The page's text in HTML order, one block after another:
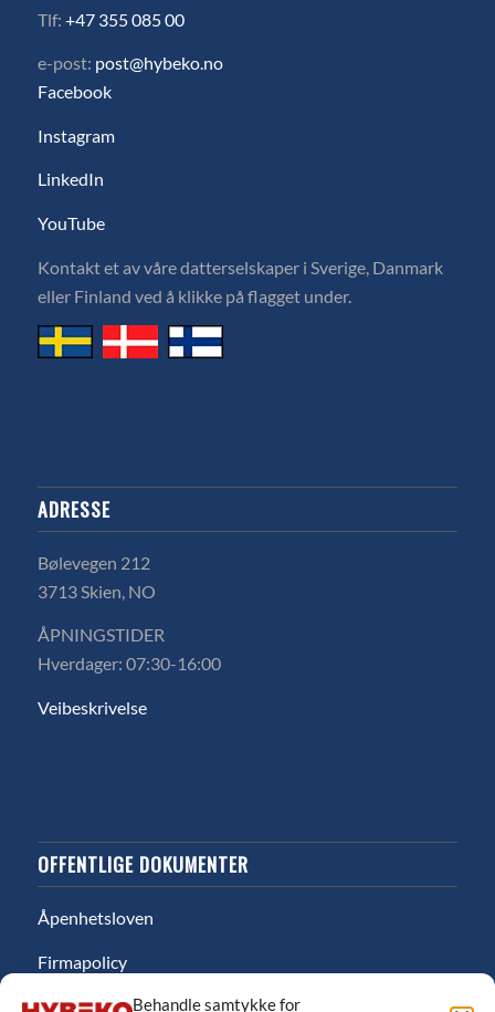
Behandle samtykke for
Tlf: +47 355 085 00
e-post: post@hybeko.no
Facebook
Instagram
LinkedIn
YouTube
Kontakt et av våre datterselskaper i Sverige, Danmark
eller Finland ved å klikke på flagget under.
ADRESSE
Bølevegen 212
3713 Skien, NO
ÅPNINGSTIDER
Hverdager: 07:30-16:00
Veibeskrivelse
OFFENTLIGE DOKUMENTER
Åpenhetsloven
Firmapolicy
Miljø